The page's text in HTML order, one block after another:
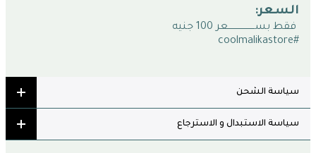
السعر:
فقط بســـــــــــــــــــعر 100 جنيه
#coolmalikastore
سياسة الشحن
سياسة الاستبدال و الاسترجاع